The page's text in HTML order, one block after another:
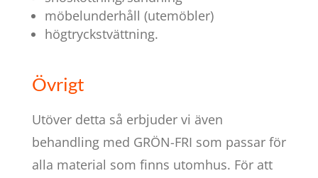
möbelunderhåll (utemöbler)
högtryckstvättning.
Övrigt
Utöver detta så erbjuder vi även
behandling med GRÖN-FRI som passar för
alla material som finns utomhus. För att